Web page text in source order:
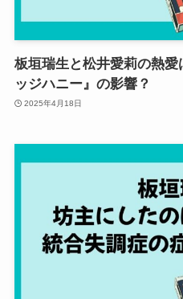
板垣瑞生と松井愛莉の熱
ッジハニー』の影響？
2025年4月18日